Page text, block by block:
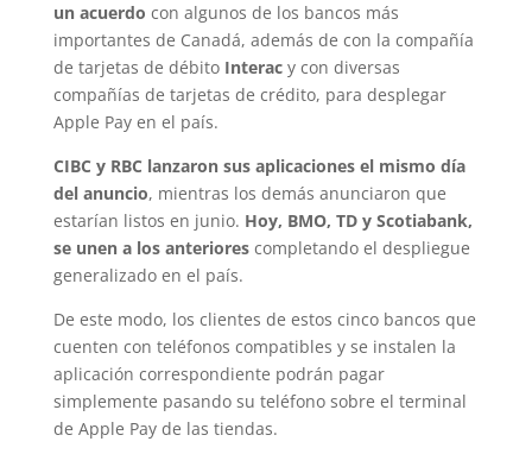
un acuerdo con algunos de los bancos más
importantes de Canadá, además de con la compañía
de tarjetas de débito Interacy con diversas
compañías de tarjetas de crédito, para desplegar
Apple Pay en el país.
CIBC y RBC lanzaron sus aplicaciones el mismo día
del anuncio, mientras los demás anunciaron que
estarían listos en junio. Hoy, BMO, TD y Scotiabank,
se unen a los anteriores completando el despliegue
generalizado en el país.
De este modo, los clientes de estos cinco bancos que
cuenten con teléfonos compatibles y se instalen la
aplicación correspondiente podrán pagar
simplemente pasando su teléfono sobre el terminal
de Apple Pay de las tiendas.